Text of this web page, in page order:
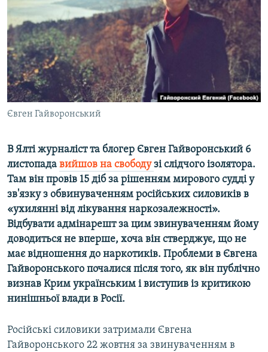
ВІДЕОУРОКИ «ELIFBE»
СВІДЧЕННЯ ОКУПАЦІЇ
УКРАЇНСЬКА ПРОБЛЕМА КРИМУ
ІНФОГРАФІКА
Русский
Qırımtatar
ДОЛУЧАЙСЯ!
Євген Гайворонський
В Ялті журналіст та блогер Євген Гайворонський 6
листопада вийшов на свободузі слідчого ізолятора.
Там він провів 15 діб за рішенням мирового судді у
зв'язку з обвинуваченням російських силовиків в
«ухилянні від лікування наркозалежності».
Відбувати адмінарешт за цим звинуваченням йому
доводиться не вперше, хоча він стверджує, що не
має відношення до наркотиків. Проблеми в Євгена
Гайворонського почалися після того, як він публічно
визнав Крим українським і виступив із критикою
нинішньої влади в Росії.
Російські силовики затримали Євгена
Гайворонського 22 жовтня за звинуваченням в